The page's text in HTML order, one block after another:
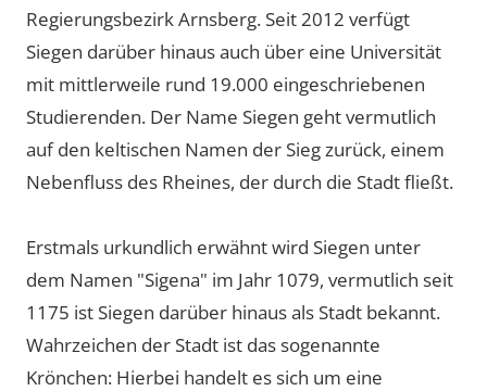
Regierungsbezirk Arnsberg. Seit 2012 verfügt
Siegen darüber hinaus auch über eine Universität
mit mittlerweile rund 19.000 eingeschriebenen
Studierenden. Der Name Siegen geht vermutlich
auf den keltischen Namen der Sieg zurück, einem
Nebenfluss des Rheines, der durch die Stadt fließt.
Erstmals urkundlich erwähnt wird Siegen unter
dem Namen "Sigena" im Jahr 1079, vermutlich seit
1175 ist Siegen darüber hinaus als Stadt bekannt.
Wahrzeichen der Stadt ist das sogenannte
Krönchen: Hierbei handelt es sich um eine